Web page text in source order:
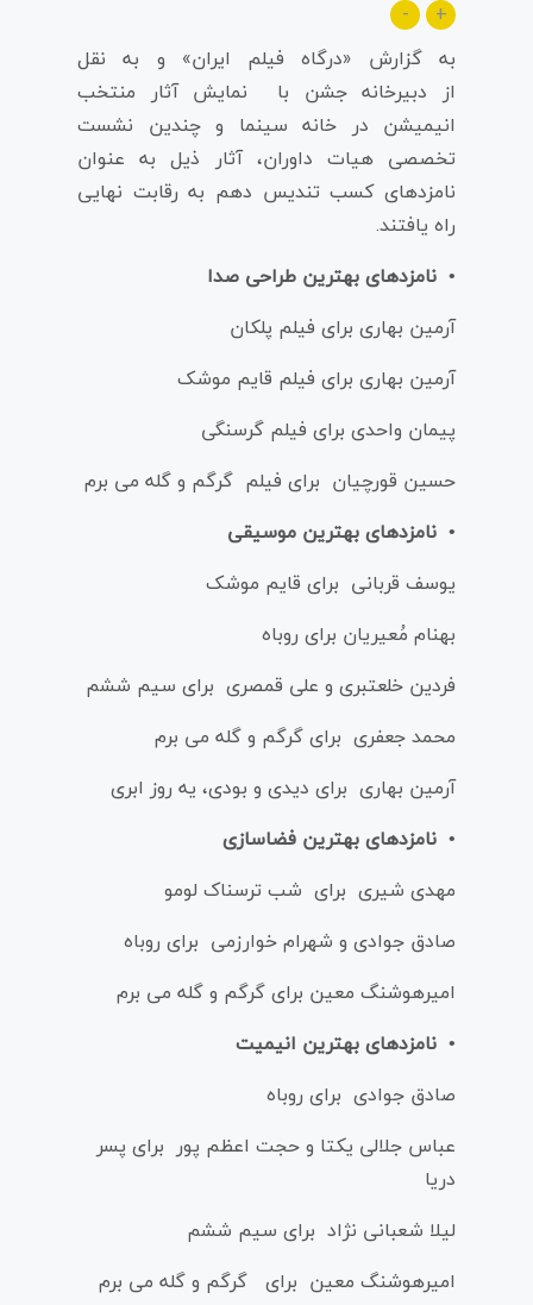
+
-
به گزارش «درگاه فیلم ایران» و به نقل
از دبیرخانه جشن با نمایش آثار منتخب
انیمیشن در خانه سینما و چندین نشست
تخصصی هیات داوران، آثار ذیل به عنوان
نامزدهای کسب تندیس دهم به رقابت نهایی
راه یافتند.
• نامزدهای بهترین طراحی صدا
آرمین بهاری برای فیلم پلکان
آرمین بهاری برای فیلم قایم موشک
پیمان واحدی برای فیلم گرسنگی
حسین قورچیان برای فیلم گرگم و گله می برم
• نامزدهای بهترین موسیقی
یوسف قربانی برای قایم موشک
بهنام مُعیریان برای روباه
فردین خلعتبری و علی قمصری برای سیم ششم
محمد جعفری برای گرگم و گله می برم
آرمین بهاری برای دیدی و بودی، یه روز ابری
• نامزدهای بهترین فضاسازی
مهدی شیری برای شب ترسناک لومو
صادق جوادی و شهرام خوارزمی برای روباه
امیرهوشنگ معین برای گرگم و گله می برم
• نامزدهای بهترین انیمیت
صادق جوادی برای روباه
عباس جلالی یکتا و حجت اعظم پور برای پسر
دریا
لیلا شعبانی نژاد برای سیم ششم
امیرهوشنگ معین برای گرگم و گله می برم